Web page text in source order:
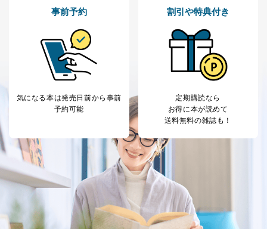
事前予約
気になる本は発売日前から事前
予約可能
割引や特典付き
定期購読なら
お得に本が読めて
送料無料の雑誌も！